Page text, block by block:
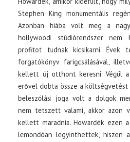
Stephen King monumentális
Azonban hiába volt meg a
hollywoodi stúdiórendszer
profitot tudnak kicsikarni.
forgatókönyv farigcsálásával,
kellett új otthont keresni. Végül a
erővel dobta össze a
beleszólási joga volt a dolgok
nem tetszett valami, akkor azon
kellett maradnia. Howardék ezen
lemondóan legyinthettek, hiszen